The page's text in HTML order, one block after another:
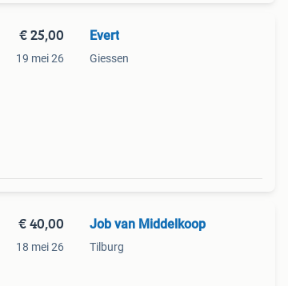
€ 25,00
19 mei 26
Evert
Giessen
€ 40,00
18 mei 26
Job van Middelkoop
Tilburg